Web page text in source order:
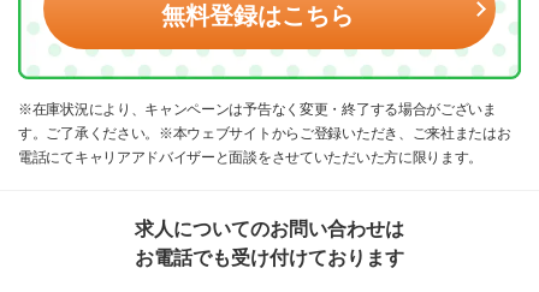
無料登録はこちら
※在庫状況により、キャンペーンは予告なく変更・終了する場合がございま
す。ご了承ください。※本ウェブサイトからご登録いただき、ご来社またはお
電話にてキャリアアドバイザーと面談をさせていただいた方に限ります。
求人についてのお問い合わせは
お電話でも受け付けております